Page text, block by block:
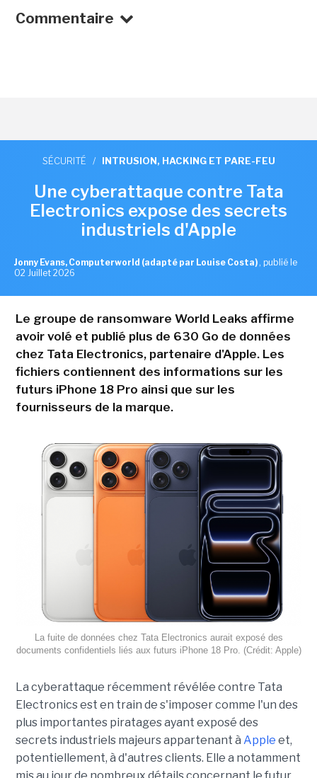
Commentaire
SÉCURITÉ / INTRUSION, HACKING ET PARE-FEU
Une cyberattaque contre Tata
Electronics expose des secrets
industriels d'Apple
Jonny Evans, Computerworld (adapté par Louise Costa) , publié le
02 Juillet 2026
Le groupe de ransomware World Leaks affirme
avoir volé et publié plus de 630 Go de données
chez Tata Electronics, partenaire d'Apple. Les
fichiers contiennent des informations sur les
futurs iPhone 18 Pro ainsi que sur les
fournisseurs de la marque.
La fuite de données chez Tata Electronics aurait exposé des
documents confidentiels liés aux futurs iPhone 18 Pro. (Crédit: Apple)
La cyberattaque récemment révélée contre Tata
Electronics est en train de s'imposer comme l'un des
plus importantes piratages ayant exposé des
secrets industriels majeurs appartenant à Apple et,
potentiellement, à d'autres clients. Elle a notamment